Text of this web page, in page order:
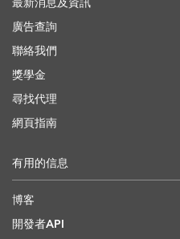
廣告查詢
聯絡我們
獎學金
尋找代理
網頁指南
有用的信息
博客
開發者API